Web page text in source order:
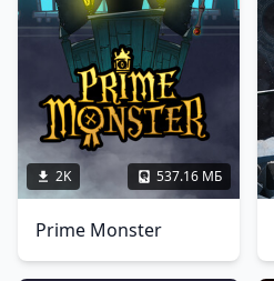
2K 537.16 МБ
Prime Monster